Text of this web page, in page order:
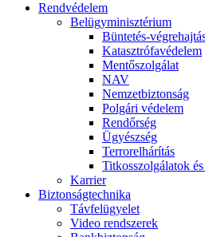
Rendvédelem
Belügyminisztérium
Büntetés-
Katasztrófavédelem
Mentőszolgálat
NAV
Nemzetbiztonság
Polgári védelem
Rendőrség
Ügyészség
Terrorelhárítás
Titkosszolgálatok
Karrier
Biztonságtechnika
Távfelügyelet
Video rendszerek